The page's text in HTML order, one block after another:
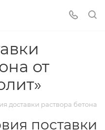
от
доставки раствора бетона
поставки